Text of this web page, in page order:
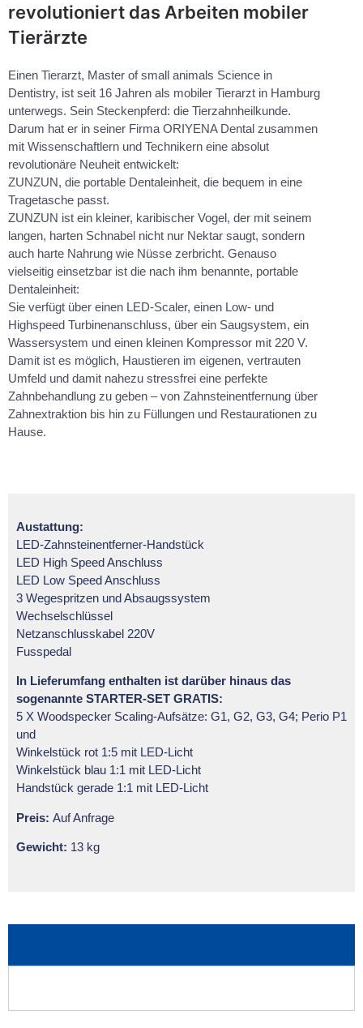
revolutioniert das Arbeiten mobiler
Tierärzte
Einen Tierarzt, Master of small animals Science in
Dentistry, ist seit 16 Jahren als mobiler Tierarzt in Hamburg
unterwegs. Sein Steckenpferd: die Tierzahnheilkunde.
Darum hat er in seiner Firma ORIYENA Dental zusammen
mit Wissenschaftlern und Technikern eine absolut
revolutionäre Neuheit entwickelt:
ZUNZUN, die portable Dentaleinheit, die bequem in eine
Tragetasche passt.
ZUNZUN ist ein kleiner, karibischer Vogel, der mit seinem
langen, harten Schnabel nicht nur Nektar saugt, sondern
auch harte Nahrung wie Nüsse zerbricht. Genauso
vielseitig einsetzbar ist die nach ihm benannte, portable
Dentaleinheit:
Sie verfügt über einen LED-Scaler, einen Low- und
Highspeed Turbinenanschluss, über ein Saugsystem, ein
Wassersystem und einen kleinen Kompressor mit 220 V.
Damit ist es möglich, Haustieren im eigenen, vertrauten
Umfeld und damit nahezu stressfrei eine perfekte
Zahnbehandlung zu geben – von Zahnsteinentfernung über
Zahnextraktion bis hin zu Füllungen und Restaurationen zu
Hause.
Austattung:
LED-Zahnsteinentferner-Handstück
LED High Speed Anschluss
LED Low Speed Anschluss
3 Wegespritzen und Absaugssystem
Wechselschlüssel
Netzanschlusskabel 220V
Fusspedal
In Lieferumfang enthalten ist darüber hinaus das
sogenannte STARTER-SET GRATIS:
5 X Woodspecker Scaling-Aufsätze: G1, G2, G3, G4; Perio P1
und
Winkelstück rot 1:5 mit LED-Licht
Winkelstück blau 1:1 mit LED-Licht
Handstück gerade 1:1 mit LED-Licht
Preis: Auf Anfrage
Gewicht: 13 kg